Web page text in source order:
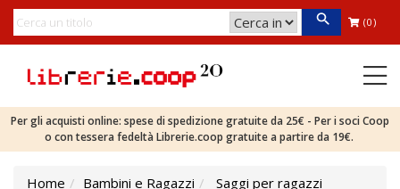
(0)
Per gli acquisti online: spese di spedizione gratuite da 25€ - Per i soci Coop
o con tessera fedeltà Librerie.coop gratuite a partire da 19€.
Home Bambini e Ragazzi
Saggi per ragazzi